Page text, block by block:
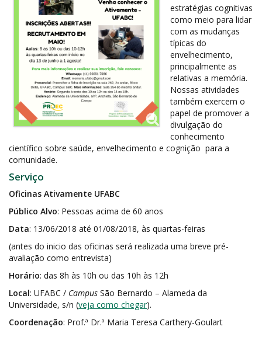
estratégias cognitivas
como meio para lidar
com as mudanças
típicas do
envelhecimento,
principalmente as
relativas a memória.
Nossas atividades
também exercem o
papel de promover a
divulgação do
conhecimento
científico sobre saúde, envelhecimento e cognição para a
comunidade.
Serviço
Oficinas Ativamente UFABC
Público Alvo: Pessoas acima de 60 anos
Data: 13/06/2018 até 01/08/2018, às quartas-feiras
(antes do inicio das oficinas será realizada uma breve pré-
avaliação como entrevista)
Horário: das 8h às 10h ou das 10h às 12h
Local: UFABC / Campus São Bernardo – Alameda da
Universidade, s/n (veja como chegar).
Coordenação: Prof.ª Dr.ª Maria Teresa Carthery-Goulart